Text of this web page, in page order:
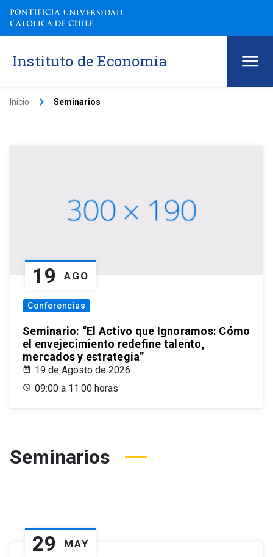
Instituto de Economía
Inicio keyboard_arrow_right Seminarios
19 AGO
Conferencias
Seminario: “El Activo que Ignoramos: Cómo
el envejecimiento redefine talento,
mercados y estrategia”
19 de Agosto de 2026
09:00 a 11:00 horas
Seminarios
29 MAY